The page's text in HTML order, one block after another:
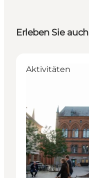
Erleben Sie auch
Aktivitäten